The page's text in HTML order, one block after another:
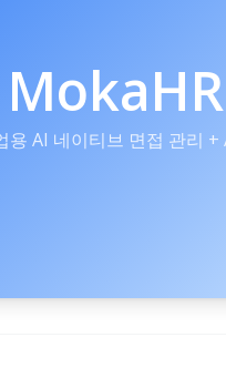
MokaHR
용 AI 네이티브 면접 관리 +